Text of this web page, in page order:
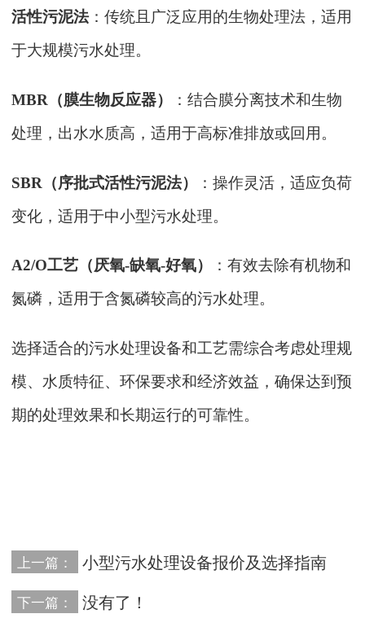
活性污泥法：传统且广泛应用的生物处理法，适用
于大规模污水处理。
MBR（膜生物反应器）
：结合膜分离技术和生物
处理，出水水质高，适用于高标准排放或回用。
SBR（序批式活性污泥法）
：操作灵活，适应负荷
变化，适用于中小型污水处理。
A2/O工艺（厌氧-缺氧-好氧）
：有效去除有机物和
氮磷，适用于含氮磷较高的污水处理。
选择适合的污水处理设备和工艺需综合考虑处理规
模、水质特征、环保要求和经济效益，确保达到预
期的处理效果和长期运行的可靠性。
上一篇： 小型污水处理设备报价及选择指南
下一篇： 没有了！